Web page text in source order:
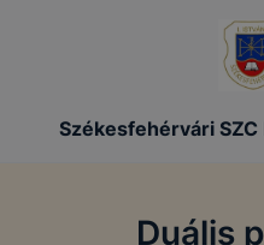
Székesfehérvári
Duális